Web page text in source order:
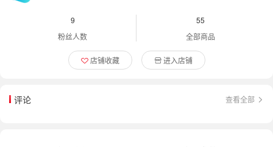
9
粉丝人数
55
全部商品
店铺收藏 进入店铺
评论 查看全部